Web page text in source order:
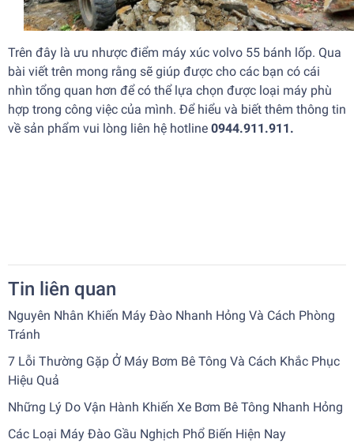
Trên đây là ưu nhược điểm máy xúc volvo 55 bánh lốp. Qua
bài viết trên mong rằng sẽ giúp được cho các bạn có cái
nhìn tổng quan hơn để có thể lựa chọn được loại máy phù
hợp trong công việc của mình. Để hiểu và biết thêm thông tin
về sản phẩm vui lòng liên hệ hotline 0944.911.911.
Tin liên quan
Nguyên Nhân Khiến Máy Đào Nhanh Hỏng Và Cách Phòng
Tránh
7 Lỗi Thường Gặp Ở Máy Bơm Bê Tông Và Cách Khắc Phục
Hiệu Quả
Những Lý Do Vận Hành Khiến Xe Bơm Bê Tông Nhanh Hỏng
Các Loại Máy Đào Gầu Nghịch Phổ Biến Hiện Nay